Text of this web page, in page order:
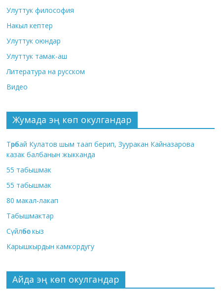
Улуттук философия
Накыл кептер
Улуттук оюндар
Улуттук тамак-аш
Литература на русском
Видео
Жумада эң көп окулгандар
Төрөбай Кулатов шым таап берип, Зууракан Кайназарова
казак балбанын жыкканда
55 табышмак
55 табышмак
80 макал-лакап
Табышмактар
Сүйлөбөс кыз
Карышкырдын камкордугу
Айда эң көп окулгандар